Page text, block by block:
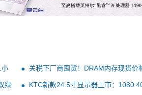
小 关税下厂商囤货！DRAM内存现货价
绿 KTC新款24.5寸显示器上市：1080